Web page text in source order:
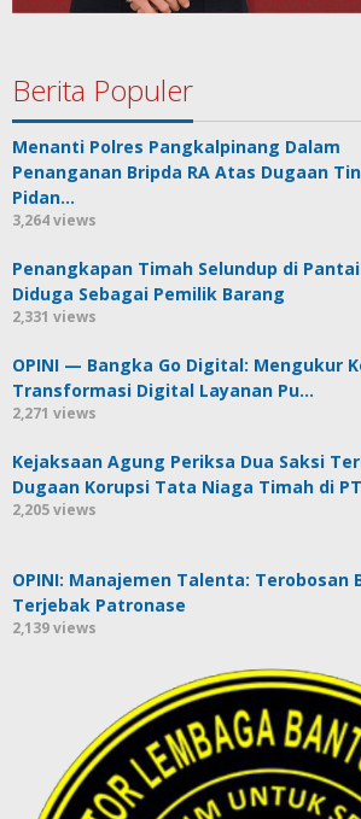
Berita Populer
Menanti Polres Pangkalpinang Dalam
Penanganan Bripda RA Atas Dugaan
Pidan…
3,264 views
Penangkapan Timah Selundup di Pantai
Diduga Sebagai Pemilik Barang
2,331 views
OPINI — Bangka Go Digital: Mengukur
Transformasi Digital Layanan Pu…
2,271 views
Kejaksaan Agung Periksa Dua Saksi
Dugaan Korupsi Tata Niaga Timah di
2,205 views
OPINI: Manajemen Talenta: Terobosan
Terjebak Patronase
2,139 views